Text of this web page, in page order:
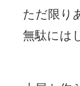
ただ限り
無駄には